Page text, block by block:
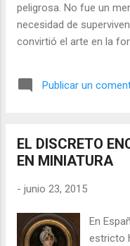
peligrosa. No fue un
necesidad de
convirtió el arte en la
artistas eran agentes
mecenazgo real con la
pintores encontraron
objetos cotidianos un
El retrato renacentista
sino un objeto
de la corte eran los
Publicar un
EL DISCRETO
EN MINIATURA
- junio 23, 2015
En
estricto